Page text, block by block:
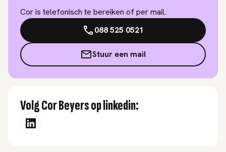
Cor is telefonisch te bereiken of per mail.
088 525 0521
Stuur een mail
Volg Cor Beyers op linkedin: